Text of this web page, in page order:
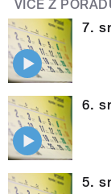
VÍCE Z
7.
6.
5.